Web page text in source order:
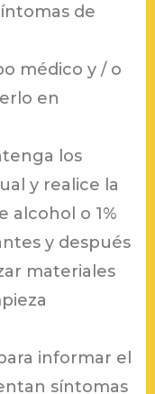
de
médico y / o
en
los
y realice la
alcohol o 1%
y después
materiales
informar el
síntomas